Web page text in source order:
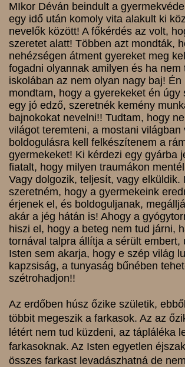
MIkor Déván beindult a
egy idő után komoly vita alakult ki
nevelők között! A főkérdés az volt,
szeretet alatt! Többen azt mondták,
nehézségen átment gyereket meg
fogadni olyannak amilyen és ha nem
iskolában az nem olyan nagy baj! Én
mondtam, hogy a gyerekeket én úgy
egy jó edző, szeretnék kemény
bajnokokat nevelni!! Tudtam, hogy
világot teremteni, a mostani világban
boldogulásra kell felkészítenem a
gyermekeket! Ki kérdezi egy gyárba
fiatalt, hogy milyen traumákon
Vagy dolgozik, teljesít, vagy elküldik.
szeretném, hogy a gyermekeink
érjenek el, és boldoguljanak,
akár a jég hátán is! Ahogy a
hiszi el, hogy a beteg nem tud járni,
tornával talpra állítja a sérült embert,
Isten sem akarja, hogy e szép világ
kapzsiság, a tunyaság bűnében
szétrohadjon!!
Az erdőben húsz őzike születik,
többit megeszik a farkasok. Az az
létért nem tud küzdeni, az tápláléka
farkasoknak. Az Isten egyetlen
összes farkast levadászhatná de